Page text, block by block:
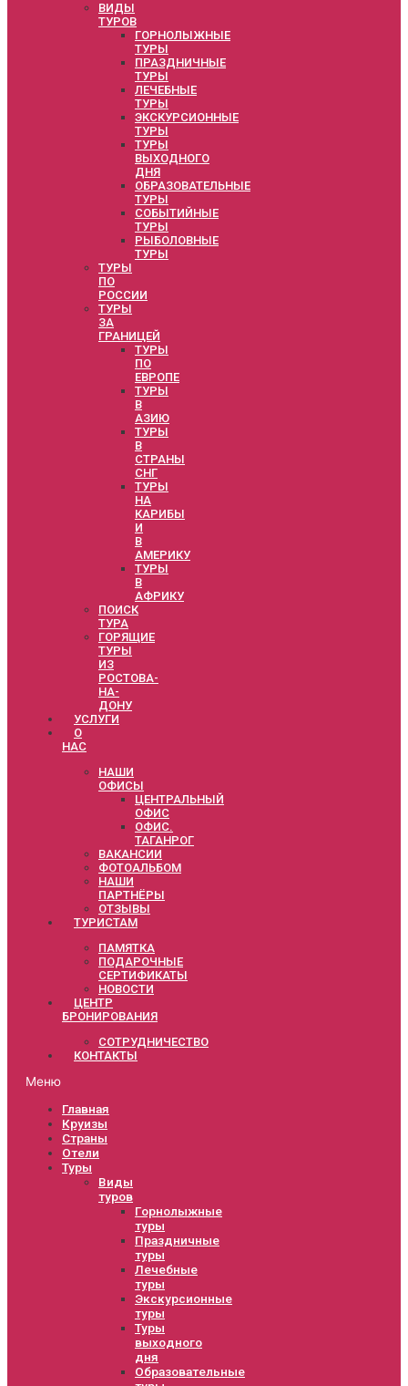
ВИДЫ
ТУРОВ
ГОРНОЛЫЖНЫЕ
ТУРЫ
ПРАЗДНИЧНЫЕ
ТУРЫ
ЛЕЧЕБНЫЕ
ТУРЫ
ЭКСКУРСИОННЫЕ
ТУРЫ
ТУРЫ
ВЫХОДНОГО
ДНЯ
ОБРАЗОВАТЕЛЬНЫЕ
ТУРЫ
СОБЫТИЙНЫЕ
ТУРЫ
РЫБОЛОВНЫЕ
ТУРЫ
ТУРЫ
ПО
РОССИИ
ТУРЫ
ЗА
ГРАНИЦЕЙ
ТУРЫ
ПО
ЕВРОПЕ
ТУРЫ
В
АЗИЮ
ТУРЫ
В
СТРАНЫ
СНГ
ТУРЫ
НА
КАРИБЫ
И
В
АМЕРИКУ
ТУРЫ
В
АФРИКУ
ПОИСК
ТУРА
ГОРЯЩИЕ
ТУРЫ
ИЗ
РОСТОВА-
НА-
ДОНУ
УСЛУГИ
О
НАС
НАШИ
ОФИСЫ
ЦЕНТРАЛЬНЫЙ
ОФИС
ОФИС.
ТАГАНРОГ
ВАКАНСИИ
ФОТОАЛЬБОМ
НАШИ
ПАРТНЁРЫ
ОТЗЫВЫ
ТУРИСТАМ
ПАМЯТКА
ПОДАРОЧНЫЕ
СЕРТИФИКАТЫ
НОВОСТИ
ЦЕНТР
БРОНИРОВАНИЯ
СОТРУДНИЧЕСТВО
КОНТАКТЫ
Меню
Главная
Круизы
Страны
Отели
Туры
Виды
туров
Горнолыжные
туры
Праздничные
туры
Лечебные
туры
Экскурсионные
туры
Туры
выходного
дня
Образовательные